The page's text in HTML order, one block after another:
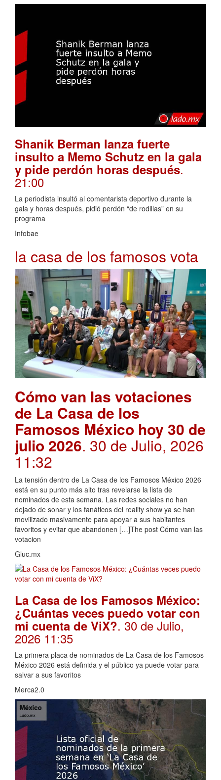
Shanik Berman lanza fuerte
insulto a Memo Schutz en la gala
y pide perdón horas después.
21:00
La periodista insultó al comentarista deportivo durante la
gala y horas después, pidió perdón “de rodillas” en su
programa
Infobae
la casa de los famosos vota
Cómo van las votaciones
de La Casa de los
Famosos México hoy 30 de
julio 2026. 30 de Julio, 2026
11:32
La tensión dentro de La Casa de los Famosos México 2026
está en su punto más alto tras revelarse la lista de
nominados de esta semana. Las redes sociales no han
dejado de sonar y los fanáticos del reality show ya se han
movilizado masivamente para apoyar a sus habitantes
favoritos y evitar que abandonen […]The post Cómo van las
votacion
Gluc.mx
La Casa de los Famosos México:
¿Cuántas veces puedo votar con
mi cuenta de ViX?. 30 de Julio,
2026 11:35
La primera placa de nominados de La Casa de los Famosos
México 2026 está definida y el público ya puede votar para
salvar a sus favoritos
Merca2.0